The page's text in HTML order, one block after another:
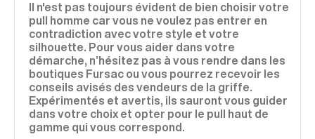
Il n'est pas toujours évident de bien choisir votre
pull homme car vous ne voulez pas entrer en
contradiction avec votre style et votre
silhouette. Pour vous aider dans votre
démarche, n’hésitez pas à vous rendre dans les
boutiques Fursac ou vous pourrez recevoir les
conseils avisés des vendeurs de la griffe.
Expérimentés et avertis, ils sauront vous guider
dans votre choix et opter pour le pull haut de
gamme qui vous correspond.